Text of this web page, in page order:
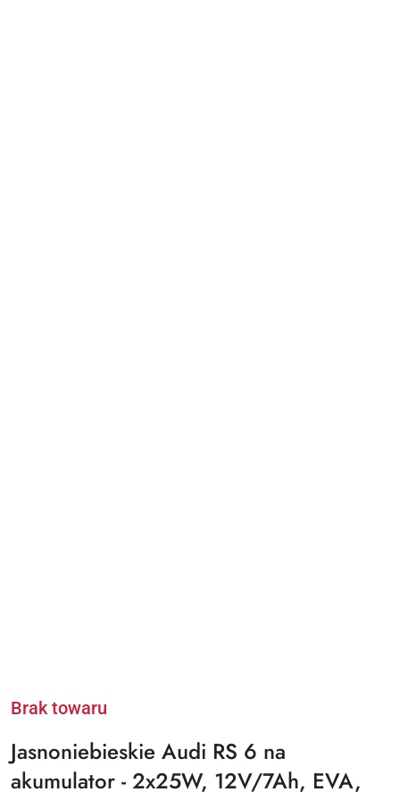
Brak towaru
Jasnoniebieskie Audi RS 6 na
akumulator - 2x25W, 12V/7Ah, EVA,